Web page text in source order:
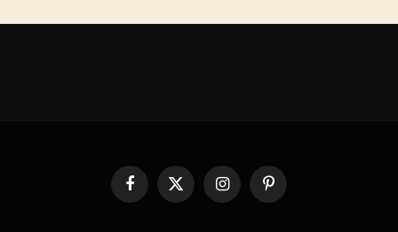
Facebook
X
(Twitter)
InstagramPinterest